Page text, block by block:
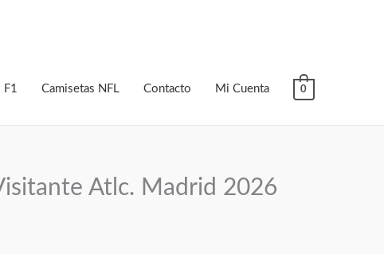
F1 Camisetas NFL Contacto Mi Cuenta 0
Atlc. Madrid 2026